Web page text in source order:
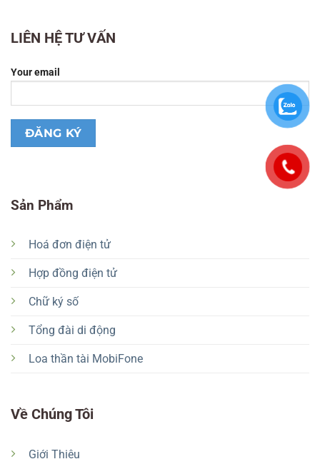
Sản Phẩm
Hoá đơn điện tử
Hợp đồng điện tử
Chữ ký số
Tổng đài di động
Loa thần tài MobiFone
Về Chúng Tôi
Giới Thiệu
LIÊN HỆ TƯ VẤN
Your email